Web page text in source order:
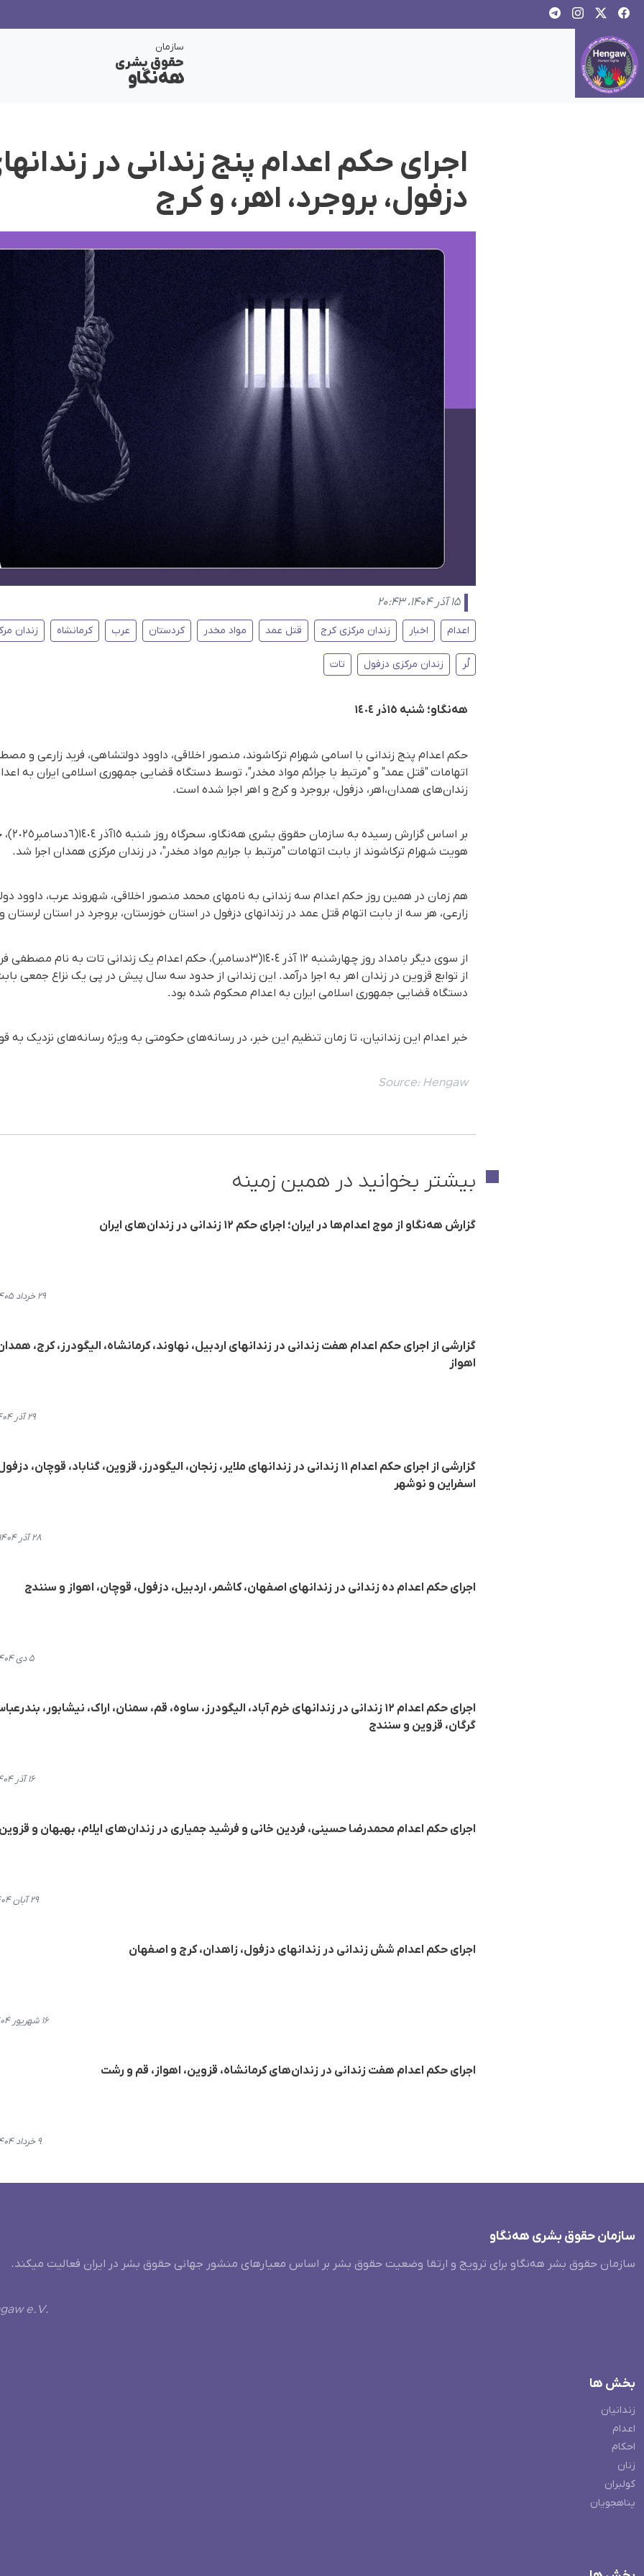
سازمان
حقوق بشری
هەنگاو
اجرای حکم اعدام پنج زندانی در
دزفول، بروجرد، اهر، و کرج
۱۵ آذر ۱۴۰۴، ۲۰:۴۳
اعدام اخبار زندان مرکزی کرج قتل عمد مواد مخدر کردستان عرب کرمانشاه زندان
لُر زندان مرکزی دزفول تات
هەنگاو؛ شنبە ١٥ذر ١٤٠٤
حکم اعدام پنج زندانی با اسامی شهرام ترکاشوند، منصور اخلاقی، داوود دولتشاهی، فرید زارعی و
اتهامات "قتل عمد" و "مرتبط با جرائم مواد مخدر"، توسط دستگاه قضایی جمهوری اسلامی ایران به
زندان‌های همدان،اهر، دزفول، بروجرد و کرج و اهر اجرا شده است.
بر اساس
هویت شهرام ترکاشوند از بابت اتهامات "مرتبط با جرایم مواد مخدر"، در زندان مرکزی همدان اجرا شد.
هم زمان در همین روز حکم اعدام سە زندانی بە نامهای محمد منصور اخلاقی، شهروند عرب، داوود
زارعی، هر سە از بابت اتهام قتل عمد در زندانهای دزفول در استان خوزستان، بروجرد در استان لرستان
از توابع قزوین در زندان اهر به اجرا درآمد. این زندانی از حدود سه سال پیش در پی یک نزاع جمعی
دستگاه قضایی جمهوری اسلامی ایران به اعدام محکوم شده بود.
خبر اعدام این زندانیان، تا زمان تنظیم این خبر، در رسانه‌های حکومتی به ویژه رسانه‌های نزدیک
Source: Hengaw
بیشتر بخوانید در همین زمینه
گزارش هه‌نگاو از موج اعدام‌ها در ایران؛ اجرای حکم ۱۲ زندانی در زندان‌های ایران
۲۹ خرداد ۱۴۰۵، ۱۵:۰۲
گزارشی از اجرای حکم اعدام هفت زندانی در زندانهای اردبیل، نهاوند، کرمانشاە، الیگودرز، کرج،
اهواز
۲۹ آذر ۱۴۰۴، ۲۱:۰۲
گزارشی از اجرای حکم اعدام ١١ زندانی در زندانهای ملایر، زنجان، الیگودرز، قزوین، گناباد، قوچان،
اسفراین و نوشهر
۲۸ آذر ۱۴۰۴، ۲۲:۵۶
اجرای حکم اعدام دە زندانی در زندانهای اصفهان، کاشمر، اردبیل، دزفول، قوچان، اهواز و سنندج
۵ دی ۱۴۰۴، ۲۱:۰۳
اجرای حکم اعدام ١٢ زندانی در زندانهای خرم آباد، الیگودرز، ساوه، قم، سمنان، اراک، نیشابور،
گرگان، قزوین و سنندج
۱۶ آذر ۱۴۰۴، ۲۱:۰۷
اجرای حکم اعدام محمدرضا حسینی، فردین خانی و فرشید جمیاری در زندان‌های ایلام، بهبهان و
۲۹ آبان ۱۴۰۴، ۱۶:۱۰
اجرای حکم اعدام شش زندانی در زندانهای دزفول، زاهدان، کرج و اصفهان
۱۶ شهریور ۱۴۰۴، ۲۱:۱۰
اجرای حکم اعدام هفت زندانی در زندان‌های کرمانشاه، قزوین، اهواز، قم و رشت
۹ خرداد ۱۴۰۴، ۲۱:۲۳
سازمان حقوق بشری هەنگاو
سازمان حقوق بشر هه‌نگاو برای ترویج و ارتقا وضعیت حقوق بشر بر اساس معیارهای منشور جهانی حقوق بشر در ایران فعالیت میکند.
e.V.
بخش ها
زندانیان
اعدام
احکام
زنان
کولبران
پناهجویان